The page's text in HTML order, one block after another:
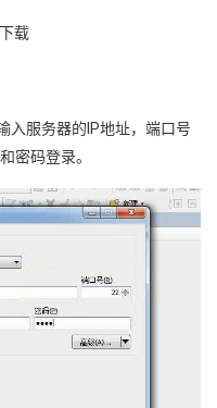
载
入服务器的IP地址，端口号
密码登录。